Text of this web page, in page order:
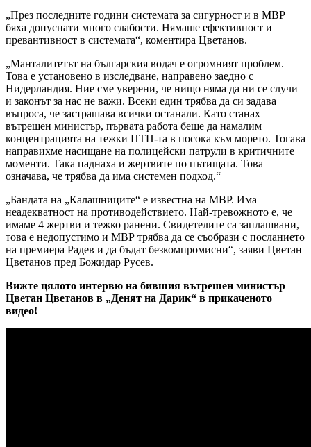
„През последните години системата за сигурност и в МВР
бяха допуснати много слабости. Нямаше ефективност и
превантивност в системата“, коментира Цветанов.
„Манталитетът на българския водач е огромният проблем.
Това е установено в изследване, направено заедно с
Нидерландия. Ние сме уверени, че нищо няма да ни се случи
и законът за нас не важи. Всеки един трябва да си задава
въпроса, че застрашава всички останали. Като станах
вътрешен министър, първата работа беше да намалим
концентрацията на тежки ПТП-та в посока към морето. Тогава
направихме насищане на полицейски патрули в критичните
моменти. Така паднаха и жертвите по пътищата. Това
означава, че трябва да има системен подход.“
„Бандата на „Калашниците“ е известна на МВР. Има
неадекватност на противодействието. Най-тревожното е, че
имаме 4 жертви и тежко ранени. Свидетелите са заплашвани,
това е недопустимо и МВР трябва да се съобрази с посланието
на премиера Радев и да бъдат безкомпромисни“, заяви Цветан
Цветанов пред Божидар Русев.
Вижте цялото интервю на бившия вътрешен министър
Цветан Цветанов в „Денят на Дарик“ в прикаченото
видео!